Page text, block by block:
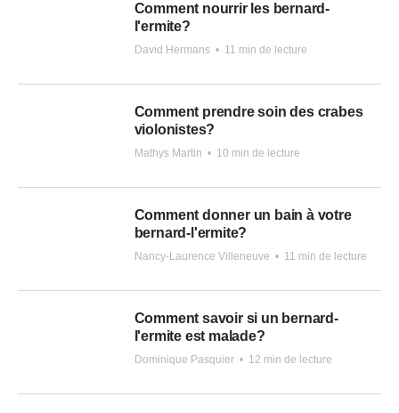
Comment nourrir les bernard-
l'ermite?
David Hermans • 11 min de lecture
Comment prendre soin des crabes
violonistes?
Mathys Martin • 10 min de lecture
Comment donner un bain à votre
bernard-l'ermite?
Nancy-Laurence Villeneuve • 11 min de lecture
Comment savoir si un bernard-
l'ermite est malade?
Dominique Pasquier • 12 min de lecture